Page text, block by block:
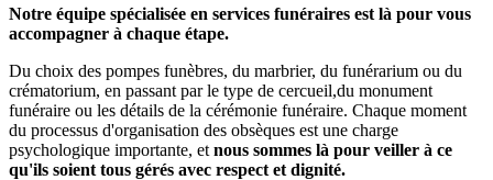
Notre équipe spécialisée en services funéraires est là pour vous
accompagner à chaque étape.
Du choix des pompes funèbres, du marbrier, du funérarium ou du
crématorium, en passant par le type de cercueil,du monument
funéraire ou les détails de la cérémonie funéraire. Chaque moment
du processus d'organisation des obsèques est une charge
psychologique importante, et nous sommes là pour veiller à ce
qu'ils soient tous gérés avec respect et dignité.